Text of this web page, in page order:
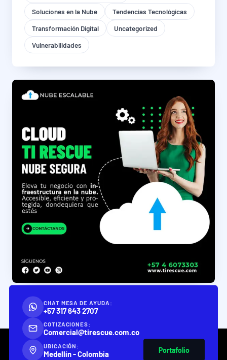
Soluciones en la Nube
Tendencias Tecnológicas
Transformación Digital
Uncategorized
Vulnerabilidades
CHAT MESA DE AYUDA:
+57 317 643 2707
COTIZACIONES:
Comercial@tirescue.com.co
UBICACIÓN:
Medellín - Colombia Portafolio